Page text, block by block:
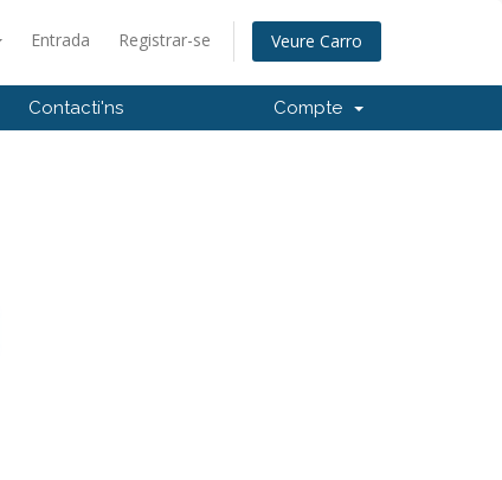
Entrada Registrar-se Veure Carro
Contacti'ns Compte